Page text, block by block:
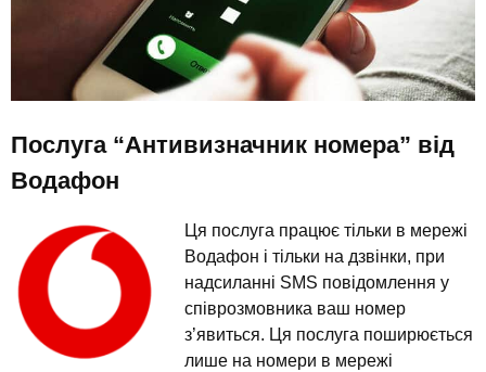
Послуга “Антивизначник номера” від
Водафон
Ця послуга працює тільки в мережі
Водафон і тільки на дзвінки, при
надсиланні SMS повідомлення у
співрозмовника ваш номер
з’явиться. Ця послуга поширюється
лише на номери в мережі